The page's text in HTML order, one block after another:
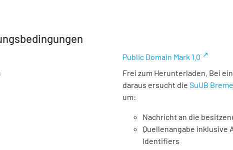
Public Domain Mark 1.0
Frei zum Herunterladen. Bei
daraus ersucht die SuUB
um:
Nachricht an die
Quellenangabe inklusive
Identifiers